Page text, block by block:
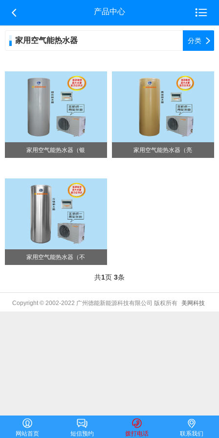
 产品中心 
家用空气能热水器 分类 
家用空气能热水器（银 家用空气能热水器（亮
家用空气能热水器（不
共1页 3条
Copyright © 2002-2022 广州德能新能源科技有限公司 版权所有 美网科技

网站首页

短信预约

拨打电话

联系我们